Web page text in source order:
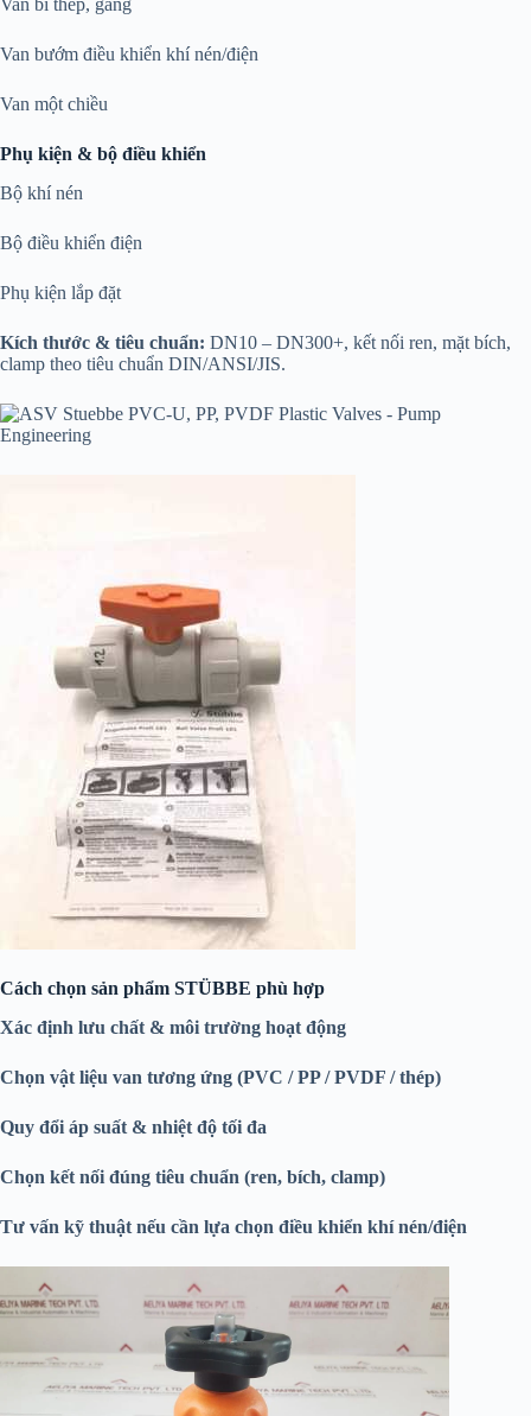
Van bi thép, gang
Van bướm điều khiển khí nén/điện
Van một chiều
Phụ kiện & bộ điều khiển
Bộ khí nén
Bộ điều khiển điện
Phụ kiện lắp đặt
Kích thước & tiêu chuẩn: DN10 – DN300+, kết nối ren, mặt bích,
clamp theo tiêu chuẩn DIN/ANSI/JIS.
Cách chọn sản phẩm STÜBBE phù hợp
Xác định lưu chất & môi trường hoạt động
Chọn vật liệu van tương ứng (PVC / PP / PVDF / thép)
Quy đổi áp suất & nhiệt độ tối đa
Chọn kết nối đúng tiêu chuẩn (ren, bích, clamp)
Tư vấn kỹ thuật nếu cần lựa chọn điều khiển khí nén/điện